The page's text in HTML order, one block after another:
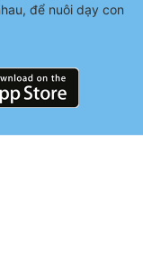
để nuôi dạy con